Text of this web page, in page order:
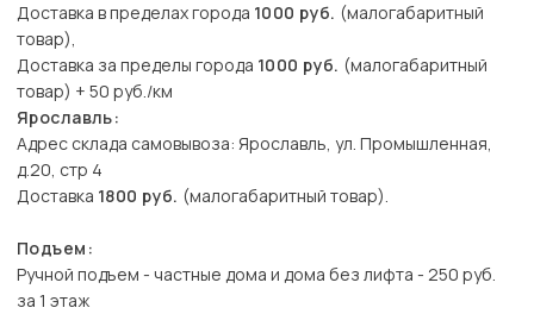
Доставка в пределах города 1000 руб. (малогабаритный
товар),
Доставка за пределы города 1000 руб. (малогабаритный
товар) + 50 руб./км
Ярославль:
Адрес склада самовывоза: Ярославль, ул. Промышленная,
д.20, стр 4
Доставка 1800 руб. (малогабаритный товар).
Подъем:
Ручной подъем - частные дома и дома без лифта - 250 руб.
за 1 этаж